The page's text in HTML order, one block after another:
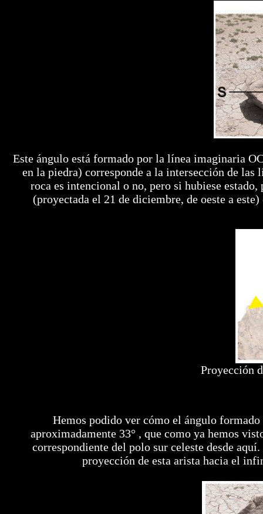
Este ángulo está formado por la línea imaginaria
en la piedra) corresponde a la intersección de las
roca es intencional o no, pero si hubiese
(proyectada el 21 de diciembre, de oeste a
Proyección
Hemos podido ver cómo el ángulo
aproximadamente 33° , que como ya hemos
correspondiente del polo sur celeste desde
proyección de esta arista hacia el